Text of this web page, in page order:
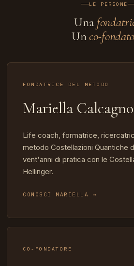
LE PERSONE
Una
Unco-
FONDATRICE DEL METODO
Mariella Calcagno
Life coach, formatrice,
metodo Costellazioni Quantiche
vent'anni di pratica con le
Hellinger.
CONOSCI MARIELLA →
CO-FONDATORE